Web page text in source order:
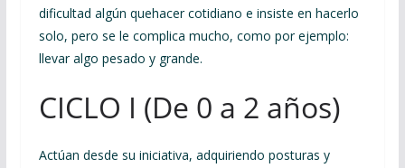
dificultad algún quehacer cotidiano e insiste en hacerlo
solo, pero se le complica mucho, como por ejemplo:
llevar algo pesado y grande.
CICLO I (De 0 a 2 años)
Actúan desde su iniciativa, adquiriendo posturas y